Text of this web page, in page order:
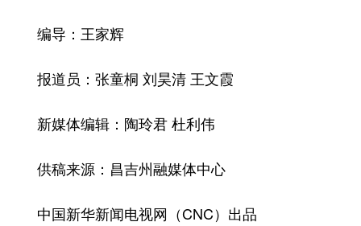
编导：王家辉
报道员：张童桐 刘昊清 王文霞
新媒体编辑：陶玲君 杜利伟
供稿来源：昌吉州融媒体中心
中国新华新闻电视网（CNC）出品